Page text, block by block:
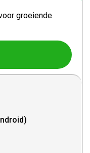
groeiende